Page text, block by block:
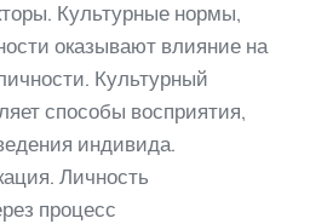
Культурные нормы,
оказывают влияние на
Культурный
способы восприятия,
индивида.
Личность
процесс